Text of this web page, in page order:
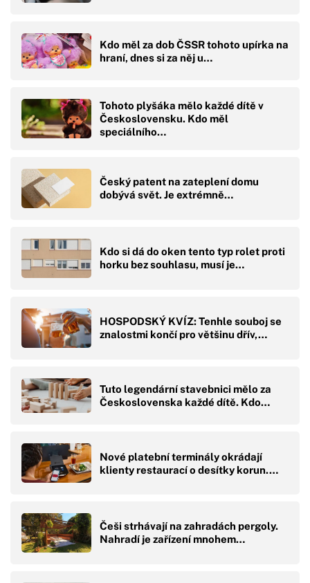
Kdo měl za dob ČSSR tohoto upírka na
hraní, dnes si za něj u…
Tohoto plyšáka mělo každé dítě v
Československu. Kdo měl
speciálního…
Český patent na zateplení domu
dobývá svět. Je extrémně…
Kdo si dá do oken tento typ rolet proti
horku bez souhlasu, musí je…
HOSPODSKÝ KVÍZ: Tenhle souboj se
znalostmi končí pro většinu dřív,…
Tuto legendární stavebnici mělo za
Československa každé dítě. Kdo…
Nové platební terminály okrádají
klienty restaurací o desítky korun.…
Češi strhávají na zahradách pergoly.
Nahradí je zařízení mnohem…